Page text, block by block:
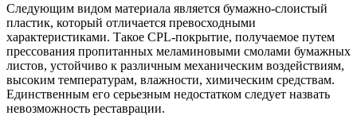
Следующим видом материала является бумажно-слоистый
пластик, который отличается превосходными
характеристиками. Такое CPL-покрытие, получаемое путем
прессования пропитанных меламиновыми смолами бумажных
листов, устойчиво к различным механическим воздействиям,
высоким температурам, влажности, химическим средствам.
Единственным его серьезным недостатком следует назвать
невозможность реставрации.